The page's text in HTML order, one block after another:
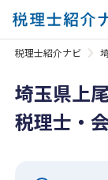
税理士紹介ナビ
埼玉県上
税理士・